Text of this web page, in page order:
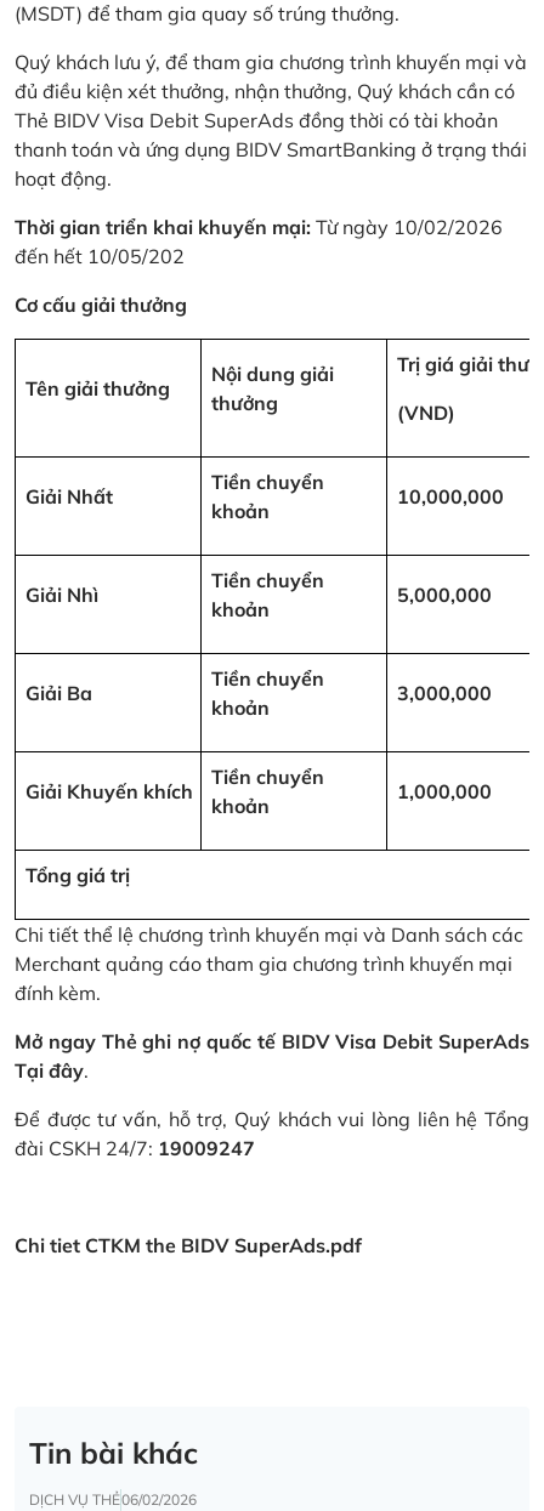
(MSDT) để tham gia quay số trúng thưởng.
Quý khách lưu ý, để tham gia chương trình khuyến mại và
đủ điều kiện xét thưởng, nhận thưởng, Quý khách cần có
Thẻ BIDV Visa Debit SuperAds đồng thời có tài khoản
thanh toán và ứng dụng BIDV SmartBanking ở trạng thái
hoạt động.
Thời gian triển khai khuyến mại: Từ ngày 10/02/2026
đến hết 10/05/202
Cơ cấu giải thưởng
Tên giải thưởng
Nội dung giải
thưởng
Trị giá giải
(VND)
Giải Nhất
Tiền chuyển
khoản
10,000,000
Giải Nhì
Tiền chuyển
khoản
5,000,000
Giải Ba
Tiền chuyển
khoản
3,000,000
Giải Khuyến khích
Tiền chuyển
khoản
1,000,000
Tổng giá trị
Chi tiết thể lệ chương trình khuyến mại và Danh sách các
Merchant quảng cáo tham gia chương trình khuyến mại
đính kèm.
Mở ngay Thẻ ghi nợ quốc tế BIDV Visa Debit SuperAds
Tại đây.
Để được tư vấn, hỗ trợ, Quý khách vui lòng liên hệ Tổng
đài CSKH 24/7: 19009247
Chi tiet CTKM the BIDV SuperAds.pdf
Tin bài khác
DỊCH VỤ THẺ06/02/2026